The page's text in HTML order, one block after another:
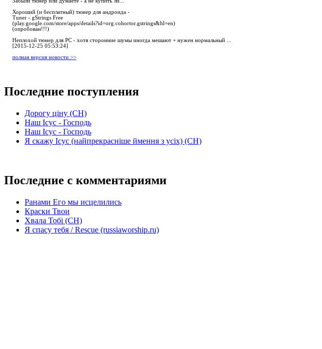
Хороший (и бесплатный) тюнер для андроида -
Tuner - gStrings Free
(play.google.com/store/apps/details?id=org.cohortor.gstrings&hl=en)
(опробован!!!)
Неплохой тюнер для РС - хотя сторонние шумы иногда мешают + нужен нормальный ...
[2015-12-25 05:53:24]
полная версия новости >>
Последние поступления
Дорогу ціну (СН)
Наш Ісус - Господь
Наш Ісус - Господь
Я скажу Ісус (найпрекрасніше ймення з усіх) (СН)
Последние с комментариями
Ранами Его мы исцелились
Краски Твои
Хвала Тобі (СН)
Я спасу тебя / Rescue (russiaworship.ru)